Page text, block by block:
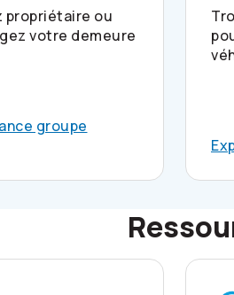
propriétaire ou
votre demeure
groupe